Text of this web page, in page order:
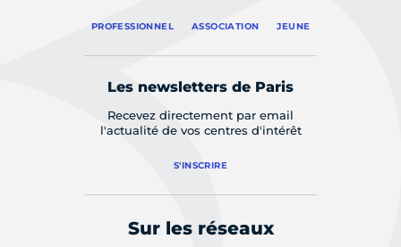
PROFESSIONNEL ASSOCIATION JEUNE
Les newsletters de Paris
Recevez directement par email
l'actualité de vos centres d'intérêt
S'INSCRIRE
Sur les réseaux